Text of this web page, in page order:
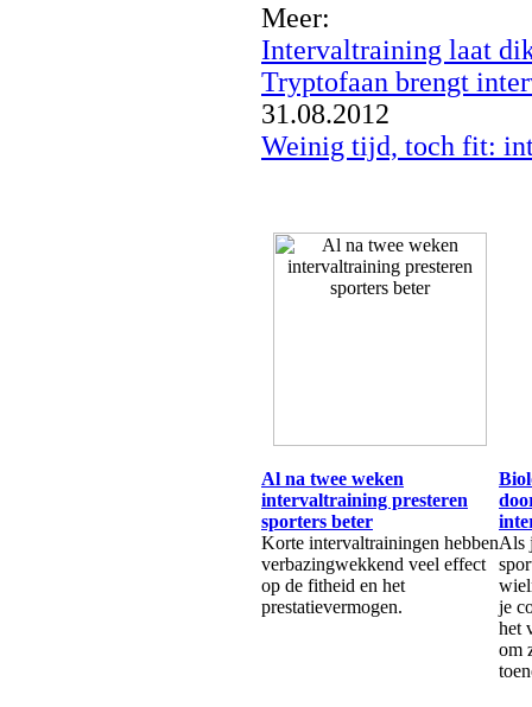
Meer:
Intervaltraining laat
Tryptofaan brengt
31.08.2012
Weinig tijd, toch fit:
Al na twee weken
intervaltraining presteren
sporters beter
Korte intervaltrainingen hebben
verbazingwekkend veel effect
op de fitheid en het
prestatievermogen.
Als
je
het
om